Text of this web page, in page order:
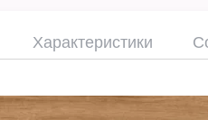
Характеристики